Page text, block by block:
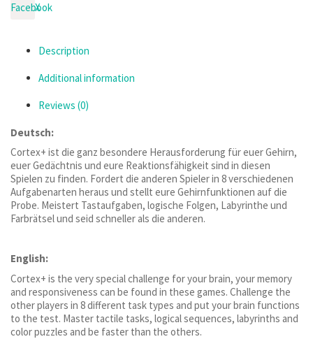
Facebook
X
Description
Additional information
Reviews (0)
Deutsch:
Cortex+ ist die ganz besondere Herausforderung für euer Gehirn,
euer Gedächtnis und eure Reaktionsfähigkeit sind in diesen
Spielen zu finden. Fordert die anderen Spieler in 8 verschiedenen
Aufgabenarten heraus und stellt eure Gehirnfunktionen auf die
Probe. Meistert Tastaufgaben, logische Folgen, Labyrinthe und
Farbrätsel und seid schneller als die anderen.
English:
Cortex+ is the very special challenge for your brain, your memory
and responsiveness can be found in these games. Challenge the
other players in 8 different task types and put your brain functions
to the test. Master tactile tasks, logical sequences, labyrinths and
color puzzles and be faster than the others.